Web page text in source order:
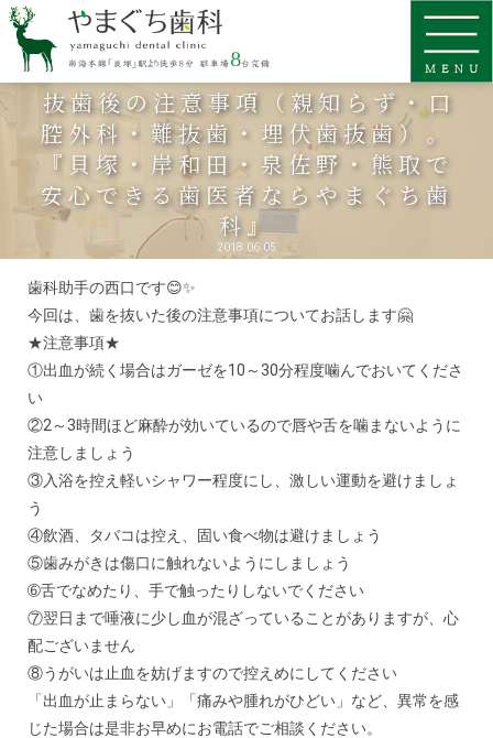
抜歯後の注意事項（親知らず・口
腔外科・難抜歯・埋伏歯抜歯）。
『貝塚・岸和田・泉佐野・熊取で
安心できる歯医者ならやまぐち歯
科』
2018.06.05
歯科助手の西口です😊✨
今回は、歯を抜いた後の注意事項についてお話します🤗
★注意事項★
①出血が続く場合はガーゼを10～30分程度噛んでおいてくださ
い
②2～3時間ほど麻酔が効いているので唇や舌を噛まないように
注意しましょう
③入浴を控え軽いシャワー程度にし、激しい運動を避けましょ
う
④飲酒、タバコは控え、固い食べ物は避けましょう
⑤歯みがきは傷口に触れないようにしましょう
➅舌でなめたり、手で触ったりしないでください
⑦翌日まで唾液に少し血が混ざっていることがありますが、心
配ございません
⑧うがいは止血を妨げますので控えめにしてください
「出血が止まらない」「痛みや腫れがひどい」など、異常を感
じた場合は是非お早めにお電話でご相談ください。